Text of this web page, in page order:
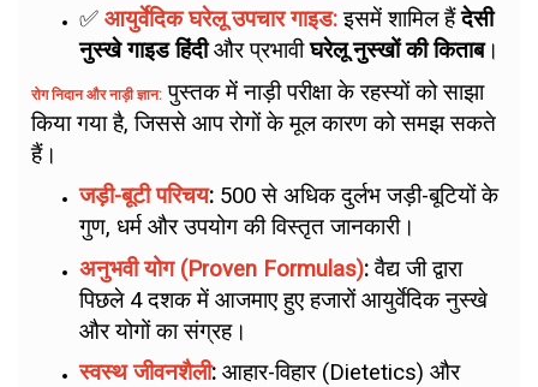
✅ आयुर्वेदिक घरेलू उपचार गाइड:इसमें शामिल हैंदेसी
नुस्खे गाइड हिंदीऔर प्रभावीघरेलू नुस्खों की किताब।
रोग निदान और नाड़ी ज्ञान: पुस्तक में नाड़ी परीक्षा के रहस्यों को साझा
किया गया है, जिससे आप रोगों के मूल कारण को समझ सकते
हैं।
जड़ी-बूटी परिचय: 500 से अधिक दुर्लभ जड़ी-बूटियों के
गुण, धर्म और उपयोग की विस्तृत जानकारी।
अनुभवी योग (Proven Formulas):वैद्य जी द्वारा
पिछले 4 दशक में आजमाए हुए हजारों आयुर्वेदिक नुस्खे
और योगों का संग्रह।
स्वस्थ जीवनशैली: आहार-विहार (Dietetics) और